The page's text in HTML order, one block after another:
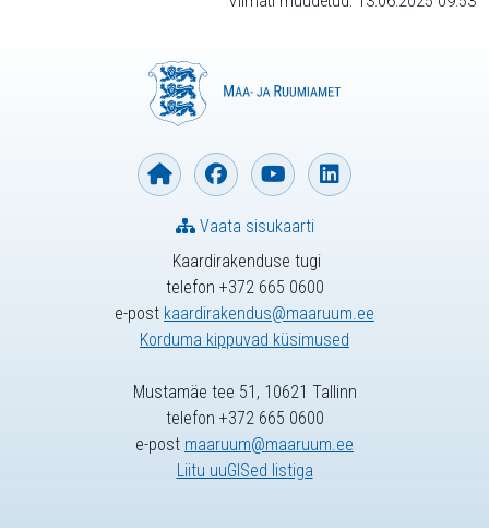
Kaardirakenduse tugi
telefon +372 665 0600
e-post kaardirakendus@maaruum.ee
Korduma kippuvad küsimused
Vaata sisukaarti
Mustamäe tee 51, 10621 Tallinn
telefon +372 665 0600
e-post maaruum@maaruum.ee
Liitu uuGISed listiga